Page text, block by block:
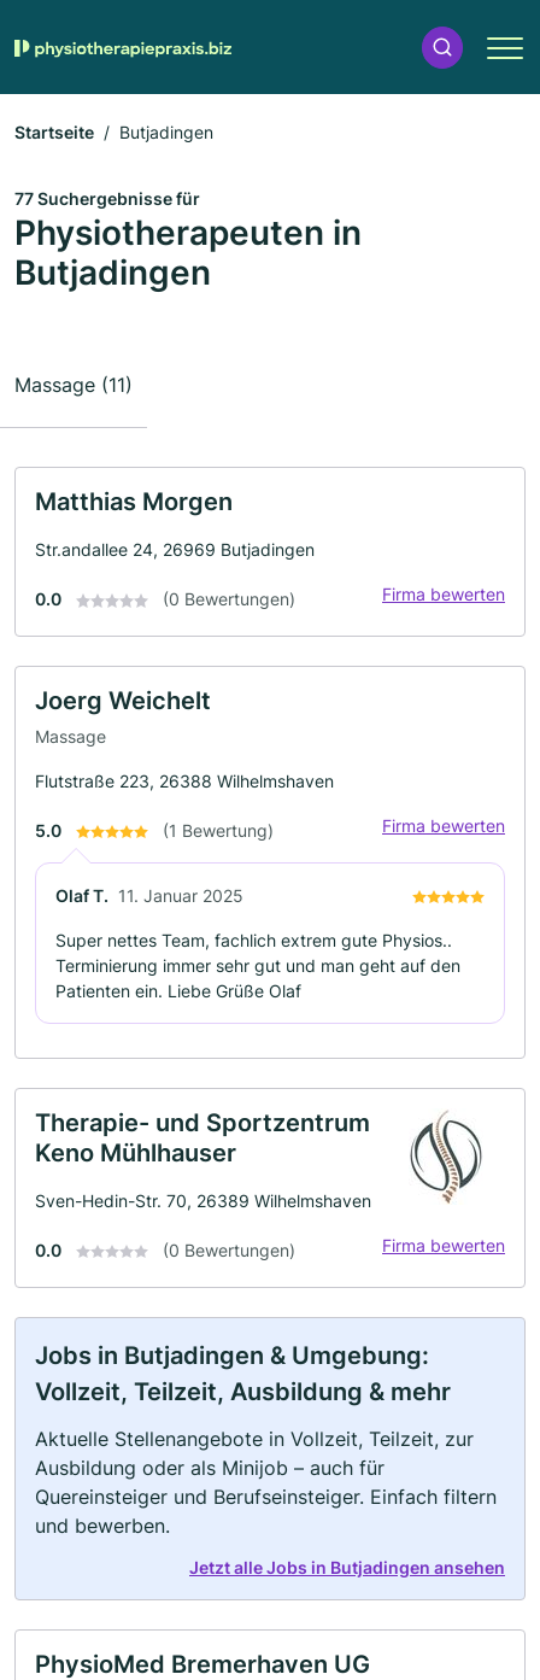
Startseite Butjadingen
77 Suchergebnisse für
Physiotherapeuten in
Butjadingen
Massage (11)
Matthias Morgen
Str.andallee 24, 26969 Butjadingen
0.0 (0 Bewertungen) Firma bewerten
Joerg Weichelt
Massage
Flutstraße 223, 26388 Wilhelmshaven
5.0 (1 Bewertung) Firma bewerten
Olaf T. 11. Januar 2025
Super nettes Team, fachlich extrem gute Physios..
Terminierung immer sehr gut und man geht auf den
Patienten ein. Liebe Grüße Olaf
Therapie- und Sportzentrum
Keno Mühlhauser
Sven-Hedin-Str. 70, 26389 Wilhelmshaven
0.0 (0 Bewertungen) Firma bewerten
Jobs in Butjadingen & Umgebung:
Vollzeit, Teilzeit, Ausbildung & mehr
Aktuelle Stellenangebote in Vollzeit, Teilzeit, zur
Ausbildung oder als Minijob – auch für
Quereinsteiger und Berufseinsteiger. Einfach filtern
und bewerben.
Jetzt alle Jobs in Butjadingen ansehen
PhysioMed Bremerhaven UG